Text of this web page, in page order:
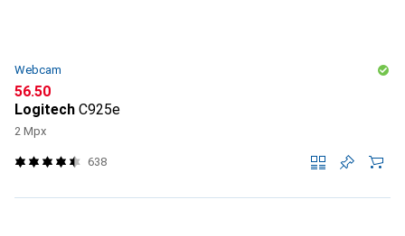
Webcam
CHF
56.50
Logitech C925e
2 Mpx
638